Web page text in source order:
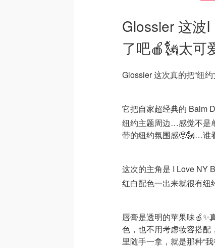
Glossier 这波
了吧🍎🗽太可
Glossier 这次真的把“纽约
它把自家超经典的 Balm
纽约主题周边…感觉不是
带的纽约氛围感🥹🗽…谁
这次的主角是 I Love NY
红白配色一出来就很有纽
唇膏是透明的苹果味🍎✨
色，也不用考虑妆容搭配
里随手一拿，就是那种“